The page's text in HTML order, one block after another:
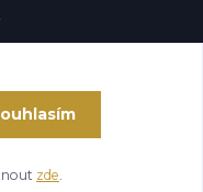
rychle.cz
zde